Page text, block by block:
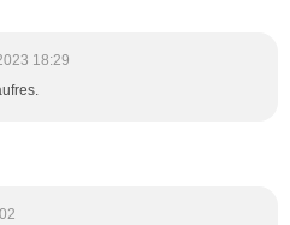
18:29